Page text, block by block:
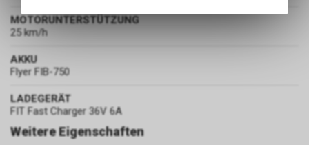
MOTORUNTERSTÜTZUNG
25 km/h
AKKU
Flyer FIB-750
LADEGERÄT
FIT Fast Charger 36V 6A
Weitere Eigenschaften
des Warenkorbs, zu